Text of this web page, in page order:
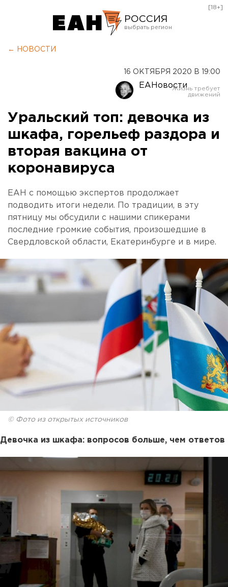
РОССИЯ
Оренбург
[18+]
← НОВОСТИ
16 ОКТЯБРЯ 2020 В 19:00
ЕАНовости
Уральский топ: девочка из
шкафа, горельеф раздора и
вторая вакцина от
коронавируса
ЕАН с помощью экспертов продолжает
подводить итоги недели. По традиции, в эту
пятницу мы обсудили с нашими спикерами
последние громкие события, произошедшие в
Свердловской области, Екатеринбурге и в мире.
© Фото из открытых источников
Девочка из шкафа: вопросов больше, чем ответов